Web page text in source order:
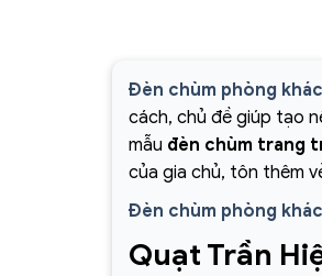
Đèn chùm phòng
cách, chủ đề giúp tạo
mẫu đèn chùm trang
của gia chủ, tôn thêm
Đèn chùm phòng
Quạt Trần